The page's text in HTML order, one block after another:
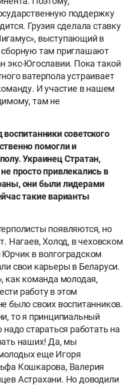
поддержку
Грузия сделала ставку
выступающий в
там приглашают
экс-Югославии. Пока такой
ватерпола устраивает
И участие в нашем
там не
советского
помогли и
Украинец Стратан,
просто привлекались в
они были лидерами
такие варианты
появляются, но
Нагаев, Холод, в чеховском
в волгоградском
свои карьеры в Беларуси.
как команда молодая,
работу в этом
было своих воспитанников.
то я принципиальный
надо стараться работать на
наших! Да, мы
еще Игоря
Кошкарова, Валерия
Астрахани. Но доводили